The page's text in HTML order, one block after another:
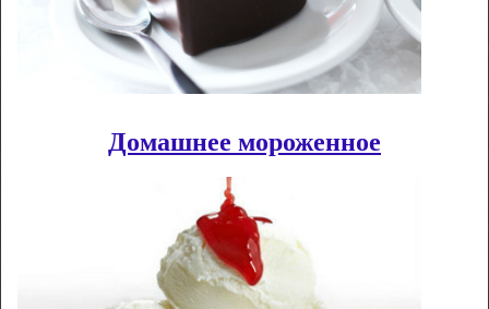
Домашнее мороженное